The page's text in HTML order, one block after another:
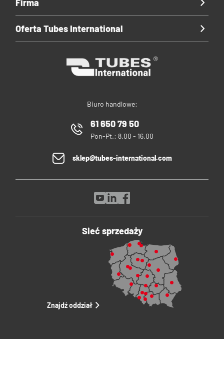
Biuro handlowe:
61 650 79 50
Pon-Pt.: 8.00 - 16.00
sklep@tubes-international.com
Firma
Oferta Tubes International
Sieć sprzedaży
Znajdź oddział